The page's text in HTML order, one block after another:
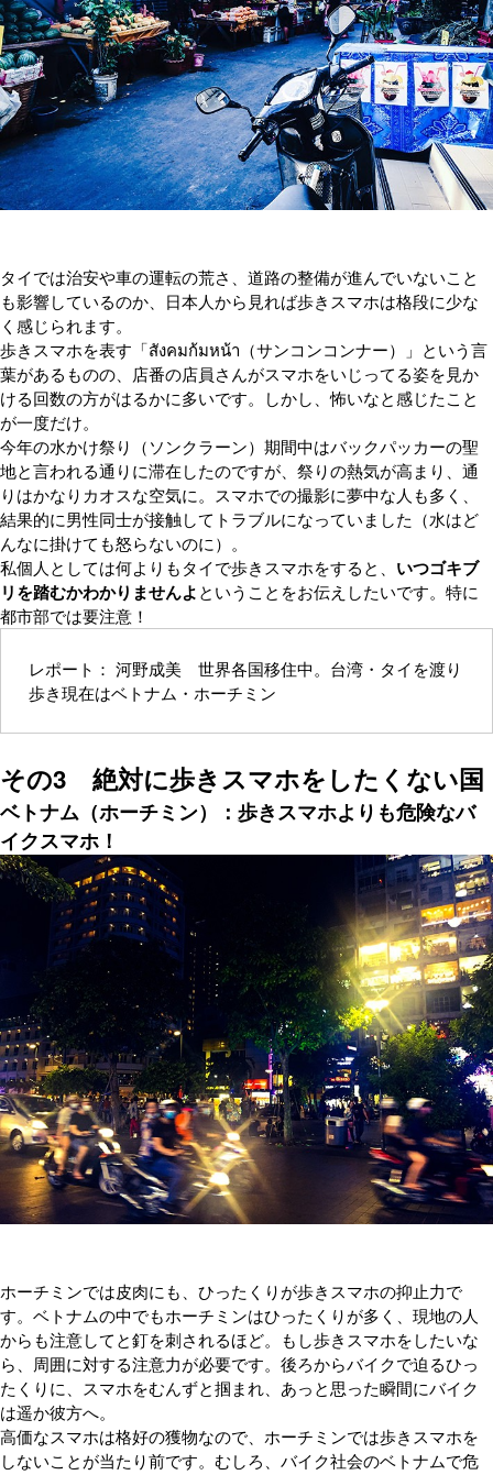
タイでは治安や車の運転の荒さ、道路の整備が進んでいないこと
も影響しているのか、日本人から見れば歩きスマホは格段に少な
く感じられます。
歩きスマホを表す「สังคมก้มหน้า（サンコンコンナー）」という言
葉があるものの、店番の店員さんがスマホをいじってる姿を見か
ける回数の方がはるかに多いです。しかし、怖いなと感じたこと
が一度だけ。
今年の水かけ祭り（ソンクラーン）期間中はバックパッカーの聖
地と言われる通りに滞在したのですが、祭りの熱気が高まり、通
りはかなりカオスな空気に。スマホでの撮影に夢中な人も多く、
結果的に男性同士が接触してトラブルになっていました（水はど
んなに掛けても怒らないのに）。
私個人としては何よりもタイで歩きスマホをすると、 いつゴキブ
リを踏むかわかりませんよということをお伝えしたいです。特に
都市部では要注意！
レポート： 河野成美 世界各国移住中。台湾・タイを渡り
歩き現在はベトナム・ホーチミン
その3 絶対に歩きスマホをしたくない国
ベトナム（ホーチミン）：歩きスマホよりも危険なバ
イクスマホ！
ホーチミンでは皮肉にも、ひったくりが歩きスマホの抑止力で
す。ベトナムの中でもホーチミンはひったくりが多く、現地の人
からも注意してと釘を刺されるほど。もし歩きスマホをしたいな
ら、周囲に対する注意力が必要です。後ろからバイクで迫るひっ
たくりに、スマホをむんずと掴まれ、あっと思った瞬間にバイク
は遥か彼方へ。
高価なスマホは格好の獲物なので、ホーチミンでは歩きスマホを
しないことが当たり前です。むしろ、バイク社会のベトナムで危